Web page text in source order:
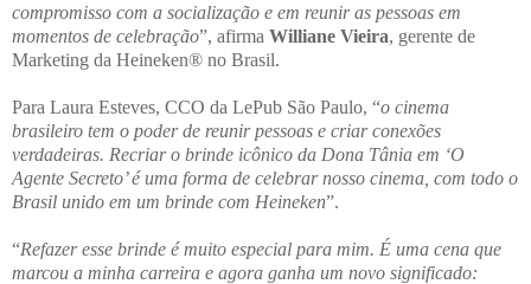
compromisso com a socialização e em reunir as pessoas em
momentos de celebração”, afirma Williane Vieira, gerente de
Marketing da Heineken® no Brasil.
Para Laura Esteves, CCO da LePub São Paulo, “o cinema
brasileiro tem o poder de reunir pessoas e criar conexões
verdadeiras. Recriar o brinde icônico da Dona Tânia em ‘O
Agente Secreto’ é uma forma de celebrar nosso cinema, com todo o
Brasil unido em um brinde com Heineken”.
“Refazer esse brinde é muito especial para mim. É uma cena que
marcou a minha carreira e agora ganha um novo significado: